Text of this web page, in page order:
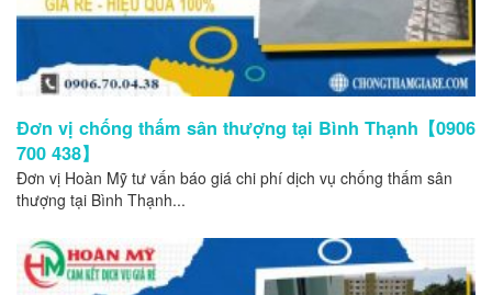
Đơn vị chống thấm sân thượng tại Bình Thạnh【0906
700 438】
Đơn vị Hoàn Mỹ tư vấn báo giá chi phí dịch vụ chống thấm sân
thượng tại Bình Thạnh...